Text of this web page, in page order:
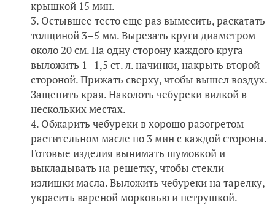
крышкой 15 мин.
Остывшее тесто еще раз вымесить, раскатать
толщиной 3–5 мм. Вырезать круги диаметром
около 20 см. На одну сторону каждого круга
выложить 1–1,5 ст. л. начинки, накрыть второй
стороной. Прижать сверху, чтобы вышел воздух.
Защепить края. Наколоть чебуреки вилкой в
нескольких местах.
Обжарить чебуреки в хорошо разогретом
растительном масле по 3 мин с каждой стороны.
Готовые изделия вынимать шумовкой и
выкладывать на решетку, чтобы стекли
излишки масла. Выложить чебуреки на тарелку,
украсить вареной морковью и петрушкой.